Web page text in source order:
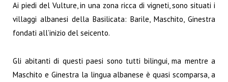
Ai piedi del Vulture, in una zona ricca di vigneti, sono situati i
villaggi albanesi della Basilicata: Barile, Maschito, Ginestra
fondati all’inizio del seicento.
Gli abitanti di questi paesi sono tutti bilingui, ma mentre a
Maschito e Ginestra la lingua albanese è quasi scomparsa, a